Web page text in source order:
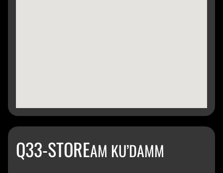
Q33-STOREAM KU’DAMM